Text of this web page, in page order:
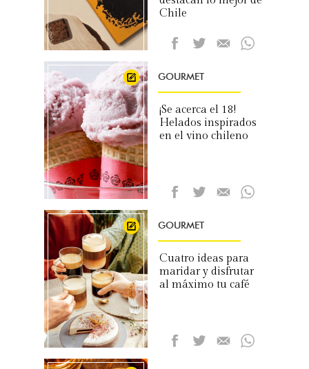
Chile
GOURMET
¡Se acerca el 18!
Helados inspirados
en el vino chileno
GOURMET
Cuatro ideas para
maridar y disfrutar
al máximo tu café